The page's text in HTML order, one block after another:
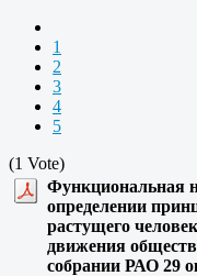
1
2
3
4
5
(1 Vote)
Функциональная
определении
растущего
движения
собрании РАО 29